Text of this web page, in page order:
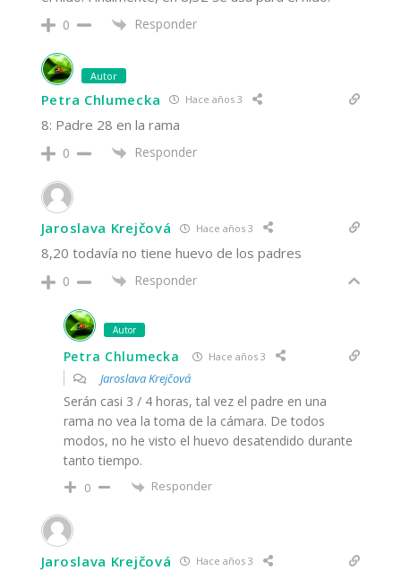
0 Responder
Autor
Petra Chlumecka Hace años 3
8: Padre 28 en la rama
0 Responder
Jaroslava Krejčová Hace años 3
8,20 todavía no tiene huevo de los padres
0 Responder
Autor
Petra Chlumecka Hace años 3
Jaroslava Krejčová
Serán casi 3 / 4 horas, tal vez el padre en una
rama no vea la toma de la cámara. De todos
modos, no he visto el huevo desatendido durante
tanto tiempo.
0 Responder
Jaroslava Krejčová Hace años 3